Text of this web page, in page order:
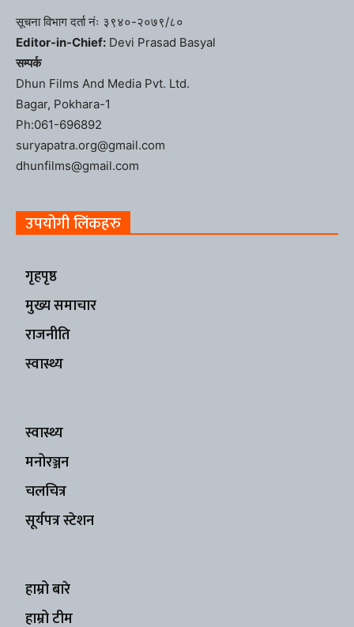
सूचना विभाग दर्ता नंः ३९४०-२०७९/८०
Editor-in-Chief: Devi Prasad Basyal
सम्पर्क
Dhun Films And Media Pvt. Ltd.
Bagar, Pokhara-1
Ph:061-696892
suryapatra.org@gmail.com
dhunfilms@gmail.com
उपयोगी लिंकहरु
गृहपृष्ठ
मुख्य समाचार
राजनीति
स्वास्थ्य
स्वास्थ्य
मनोरञ्जन
चलचित्र
सूर्यपत्र स्टेशन
हाम्रो बारे
हाम्रो टीम